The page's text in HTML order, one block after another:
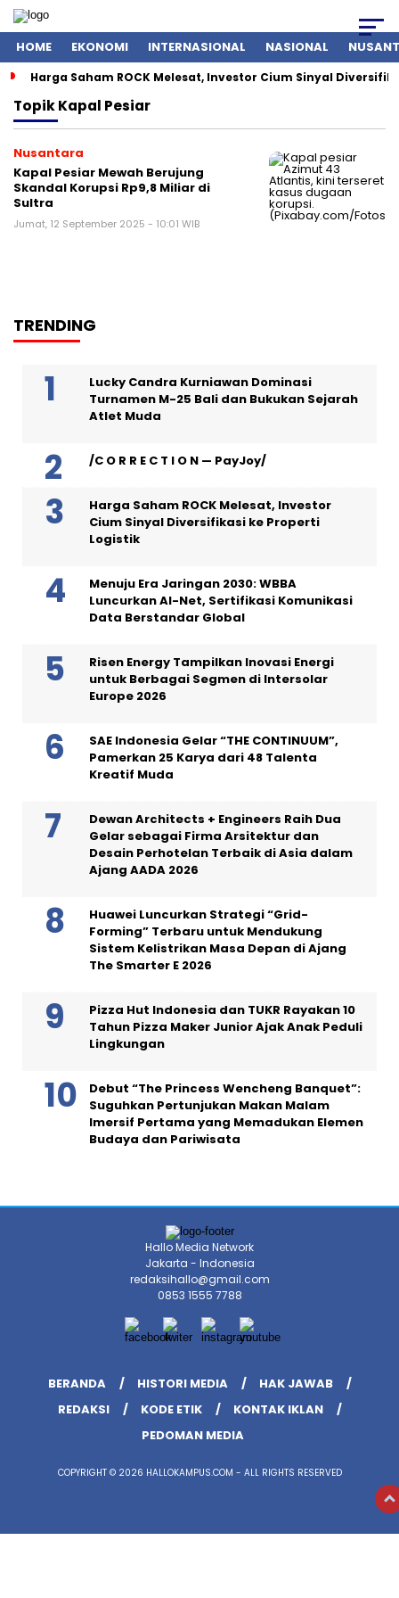
HOME EKONOMI INTERNASIONAL NASIONAL
Harga Saham ROCK Melesat, Investor Cium Sinyal
TopikKapal Pesiar
Nusantara
Kapal Pesiar Mewah Berujung
Skandal Korupsi Rp9,8 Miliar di
Sultra
Jumat, 12 September 2025 - 10:01 WIB
TRENDING
Lucky Candra Kurniawan Dominasi
Turnamen M-25 Bali dan Bukukan Sejarah
Atlet Muda
/C O R R E C T I O N — PayJoy/
Harga Saham ROCK Melesat, Investor
Cium Sinyal Diversifikasi ke Properti
Logistik
Menuju Era Jaringan 2030: WBBA
Luncurkan AI-Net, Sertifikasi Komunikasi
Data Berstandar Global
Risen Energy Tampilkan Inovasi Energi
untuk Berbagai Segmen di Intersolar
Europe 2026
SAE Indonesia Gelar “THE CONTINUUM”,
Pamerkan 25 Karya dari 48 Talenta
Kreatif Muda
Dewan Architects + Engineers Raih Dua
Gelar sebagai Firma Arsitektur dan
Desain Perhotelan Terbaik di Asia dalam
Ajang AADA 2026
Huawei Luncurkan Strategi “Grid-
Forming” Terbaru untuk Mendukung
Sistem Kelistrikan Masa Depan di Ajang
The Smarter E 2026
Pizza Hut Indonesia dan TUKR Rayakan 10
Tahun Pizza Maker Junior Ajak Anak Peduli
Lingkungan
Debut “The Princess Wencheng Banquet”:
Suguhkan Pertunjukan Makan Malam
Imersif Pertama yang Memadukan Elemen
Budaya dan Pariwisata
Hallo Media Network
Jakarta - Indonesia
redaksihallo@gmail.com
0853 1555 7788
BERANDA HISTORI MEDIA
HAK JAWAB
REDAKSI
KODE ETIK
KONTAK IKLAN
PEDOMAN MEDIA
COPYRIGHT © 2026 HALLOKAMPUS.COM - ALL RIGHTS RESERVED